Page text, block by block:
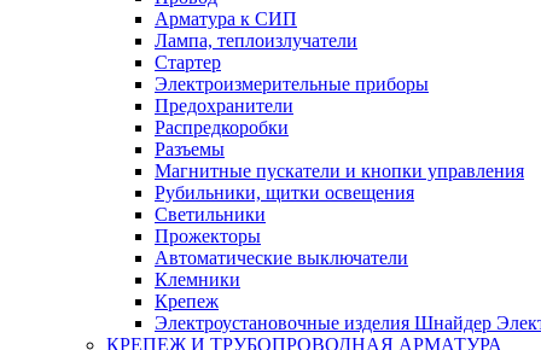
Арматура к СИП
Лампа, теплоизлучатели
Стартер
Электроизмерительные приборы
Предохранители
Распредкоробки
Разъемы
Магнитные пускатели и кнопки управления
Рубильники, щитки освещения
Светильники
Прожекторы
Автоматические выключатели
Клемники
Крепеж
Электроустановочные изделия Шнайдер
КРЕПЕЖ И ТРУБОПРОВОДНАЯ АРМАТУРА